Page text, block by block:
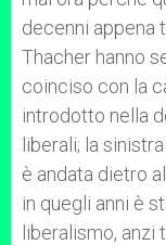
decenni appena
Thacher hanno
coinciso con la
introdotto nella
liberali; la
è andata dietro
in quegli anni è
liberalismo,